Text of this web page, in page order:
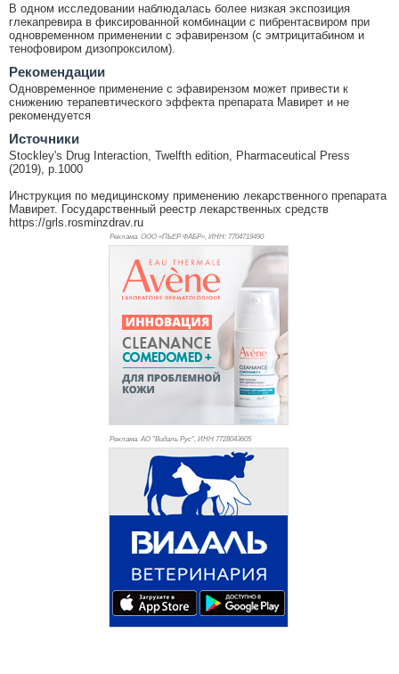
В одном исследовании наблюдалась более низкая экспозиция
глекапревира в фиксированной комбинации с пибрентасвиром при
одновременном применении с эфавирензом (с эмтрицитабином и
тенофовиром дизопроксилом).
Рекомендации
Одновременное применение с эфавирензом может привести к
снижению терапевтического эффекта препарата Мавирет и не
рекомендуется
Источники
Stockley's Drug Interaction, Twelfth edition, Pharmaceutical Press
(2019), p.1000
Инструкция по медицинскому применению лекарственного препарата
Мавирет. Государственный реестр лекарственных средств
https://grls.rosminzdrav.ru
Реклама. ООО «ПЬЕР ФАБР», ИНН: 7704719490
Реклама. АО "Видаль Рус", ИНН 7728043605